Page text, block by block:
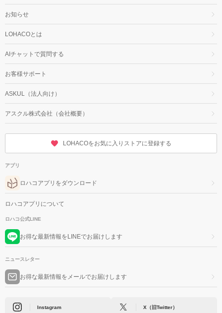
お知らせ
LOHACOとは
AIチャットで質問する
お客様サポート
ASKUL（法人向け）
アスクル株式会社（会社概要）
LOHACOをお気に入りストアに登録する
アプリ
ロハコアプリをダウンロード
ロハコアプリについて
ロハコ公式LINE
お得な最新情報をLINEでお届けします
ニュースレター
お得な最新情報をメールでお届けします
Instagram X（旧Twitter）